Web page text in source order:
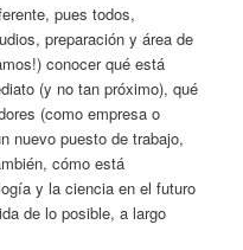
pues todos,
preparación y área de
conocer qué está
(y no tan próximo), qué
(como empresa o
nuevo puesto de trabajo,
cómo está
y la ciencia en el futuro
de lo posible, a largo